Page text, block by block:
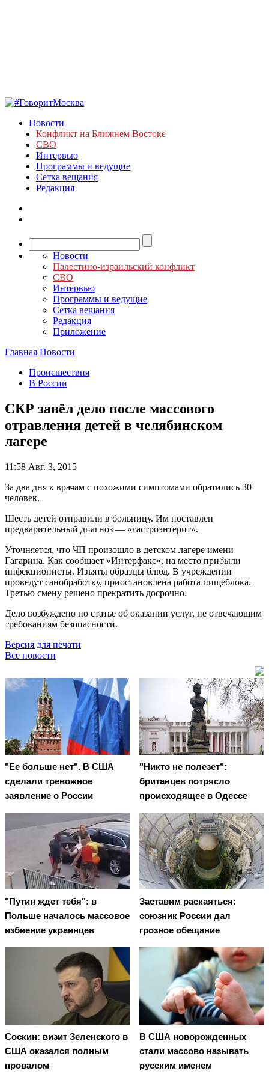
Новости
Конфликт на Ближнем Востоке
СВО
Интервью
Программы и ведущие
Сетка вещания
Редакция
Новости
Палестино-израильский конфликт
СВО
Интервью
Программы и ведущие
Сетка вещания
Редакция
Приложение
Главная Новости
Происшествия
В России
СКР завёл дело после массового
отравления детей в челябинском
лагере
11:58 Авг. 3, 2015
За два дня к врачам с похожими симптомами обратились 30
человек.
Шесть детей отправили в больницу. Им поставлен
предварительный диагноз — «гастроэнтерит».
Уточняется, что ЧП произошло в детском лагере имени
Гагарина. Как сообщает «Интерфакс», на место прибыли
инфекционисты. Изъяты образцы блюд. В учреждении
проведут санобработку, приостановлена работа пищеблока.
Третью смену решено прекратить досрочно.
Дело возбуждено по статье об оказании услуг, не отвечающим
требованиям безопасности.
Версия для печати
Все новости
"Ее больше нет". В США
сделали тревожное
заявление о России
"Никто не полезет":
британцев потрясло
происходящее в Одессе
"Путин ждет тебя": в
Польше началось массовое
избиение украинцев
Заставим раскаяться:
союзник России дал
грозное обещание
Соскин: визит Зеленского в
США оказался полным
провалом
В США новорожденных
стали массово называть
русским именем